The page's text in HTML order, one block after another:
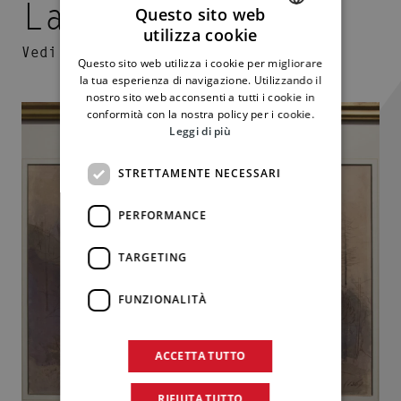
La Collezione
Vedi tutto
ENGLISH
Questo sito web
utilizza cookie
Questo sito web utilizza i cookie per migliorare
la tua esperienza di navigazione. Utilizzando il
nostro sito web acconsenti a tutti i cookie in
conformità con la nostra policy per i cookie.
Leggi di più
STRETTAMENTE NECESSARI
PERFORMANCE
TARGETING
FUNZIONALITÀ
ACCETTA TUTTO